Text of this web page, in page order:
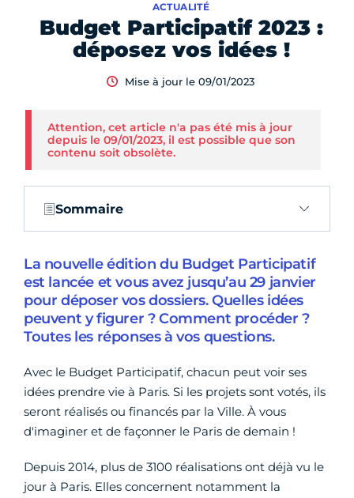
Budget Participatif 2023 :
déposez vos idées !
ACTUALITÉ
Mise à jour le 09/01/2023
Attention, cet article n'a pas été mis à jour
depuis le 09/01/2023, il est possible que son
contenu soit obsolète.
Sommaire
La nouvelle édition du Budget Participatif
est lancée et vous avez jusqu’au 29 janvier
pour déposer vos dossiers. Quelles idées
peuvent y figurer ? Comment procéder ?
Toutes les réponses à vos questions.
Avec le Budget Participatif, chacun peut voir ses
idées prendre vie à Paris. Si les projets sont votés, ils
seront réalisés ou financés par la Ville. À vous
d'imaginer et de façonner le Paris de demain !
Depuis 2014, plus de 3100 réalisations ont déjà vu le
jour à Paris. Elles concernent notamment la